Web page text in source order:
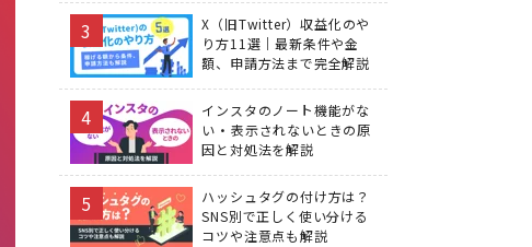
X（旧Twitter）収益化のや
り方11選｜最新条件や金
額、申請方法まで完全解説
インスタのノート機能がな
い・表示されないときの原
因と対処法を解説
ハッシュタグの付け方は？
SNS別で正しく使い分ける
コツや注意点も解説